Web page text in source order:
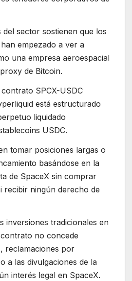
sector sostienen que los
empezado a ver a
una empresa aeroespacial
de Bitcoin.
SPCX-USDC
está estructurado
liquidado
USDC.
tomar posiciones largas o
basándose en la
de SpaceX sin comprar
recibir ningún derecho de
inversiones tradicionales en
no concede
reclamaciones por
a las divulgaciones de la
interés legal en SpaceX.